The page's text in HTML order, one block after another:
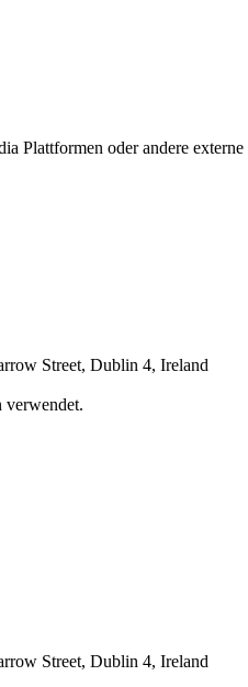
Plattformen oder andere
Street, Dublin 4, Ireland
verwendet.
Street, Dublin 4, Ireland